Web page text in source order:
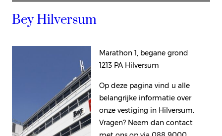
Bey Hilversum
Marathon 1, begane grond
1213 PA Hilversum
Op deze pagina vind u alle
belangrijke informatie over
onze vestiging in Hilversum.
Vragen? Neem dan contact